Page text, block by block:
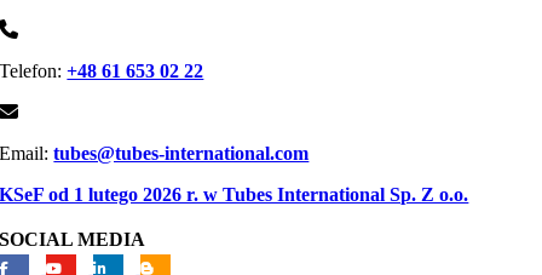
Telefon:+48 61 653 02 22
Email:tubes@tubes-international.com
KSeF od 1 lutego 2026 r. w Tubes International Sp. Z o.o.
SOCIAL MEDIA